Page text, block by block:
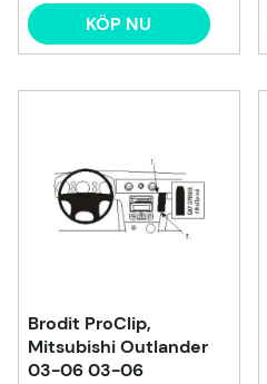
KÖP NU
Brodit ProClip,
Mitsubishi Outlander
03-06 03-06